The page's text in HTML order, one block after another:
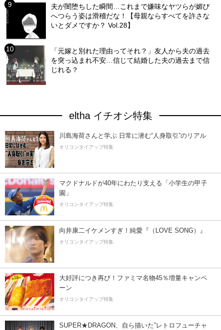
夫が闇堕ちした瞬間…これまで嫌味なヤツらが媚び
へつらう姿は滑稽だな！【母親ならすべてを許さな
いとダメですか？ Vol.28】
「元嫁と別れた理由ってそれ？」友人から夫の過去
を突っ込まれ不安…信じて結婚した夫の過去まで信
じれる？
eltha イチオシ特集
川島海荷さんと学ぶ 日常に潜む“人身取引”のリアル
オリコンタイアップ特集
マクドナルドが40年にわたり支える「小学生の甲子
園」
オリコンタイアップ特集
向井康二イケメンすぎ！純愛『（LOVE SONG）』
オリコンタイアップ特集
大好評につき再び！ファミマ名物45％増量キャンペ
ーン
オリコンタイアップ特集
SUPER★DRAGON、自ら描いた”レトロフューチャ